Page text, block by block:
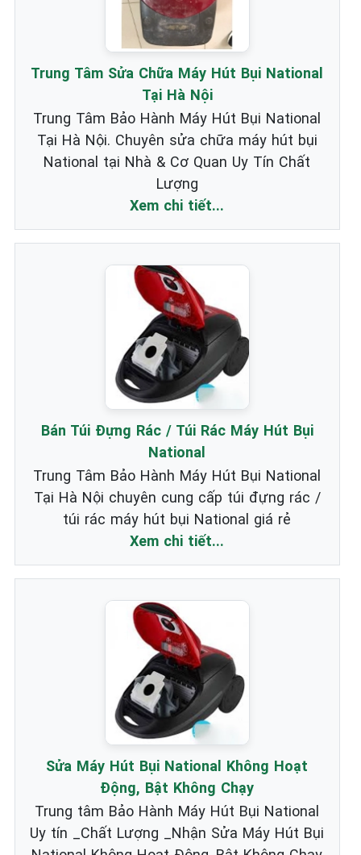
Trung Tâm Sửa Chữa Máy Hút Bụi National
Tại Hà Nội
Trung Tâm Bảo Hành Máy Hút Bụi National
Tại Hà Nội. Chuyên sửa chữa máy hút bụi
National tại Nhà & Cơ Quan Uy Tín Chất
Lượng
Xem chi tiết...
Bán Túi Đựng Rác / Túi Rác Máy Hút Bụi
National
Trung Tâm Bảo Hành Máy Hút Bụi National
Tại Hà Nội chuyên cung cấp túi đựng rác /
túi rác máy hút bụi National giá rẻ
Xem chi tiết...
Sửa Máy Hút Bụi National Không Hoạt
Động, Bật Không Chạy
Trung tâm Bảo Hành Máy Hút Bụi National
Uy tín _Chất Lượng _Nhận Sửa Máy Hút Bụi